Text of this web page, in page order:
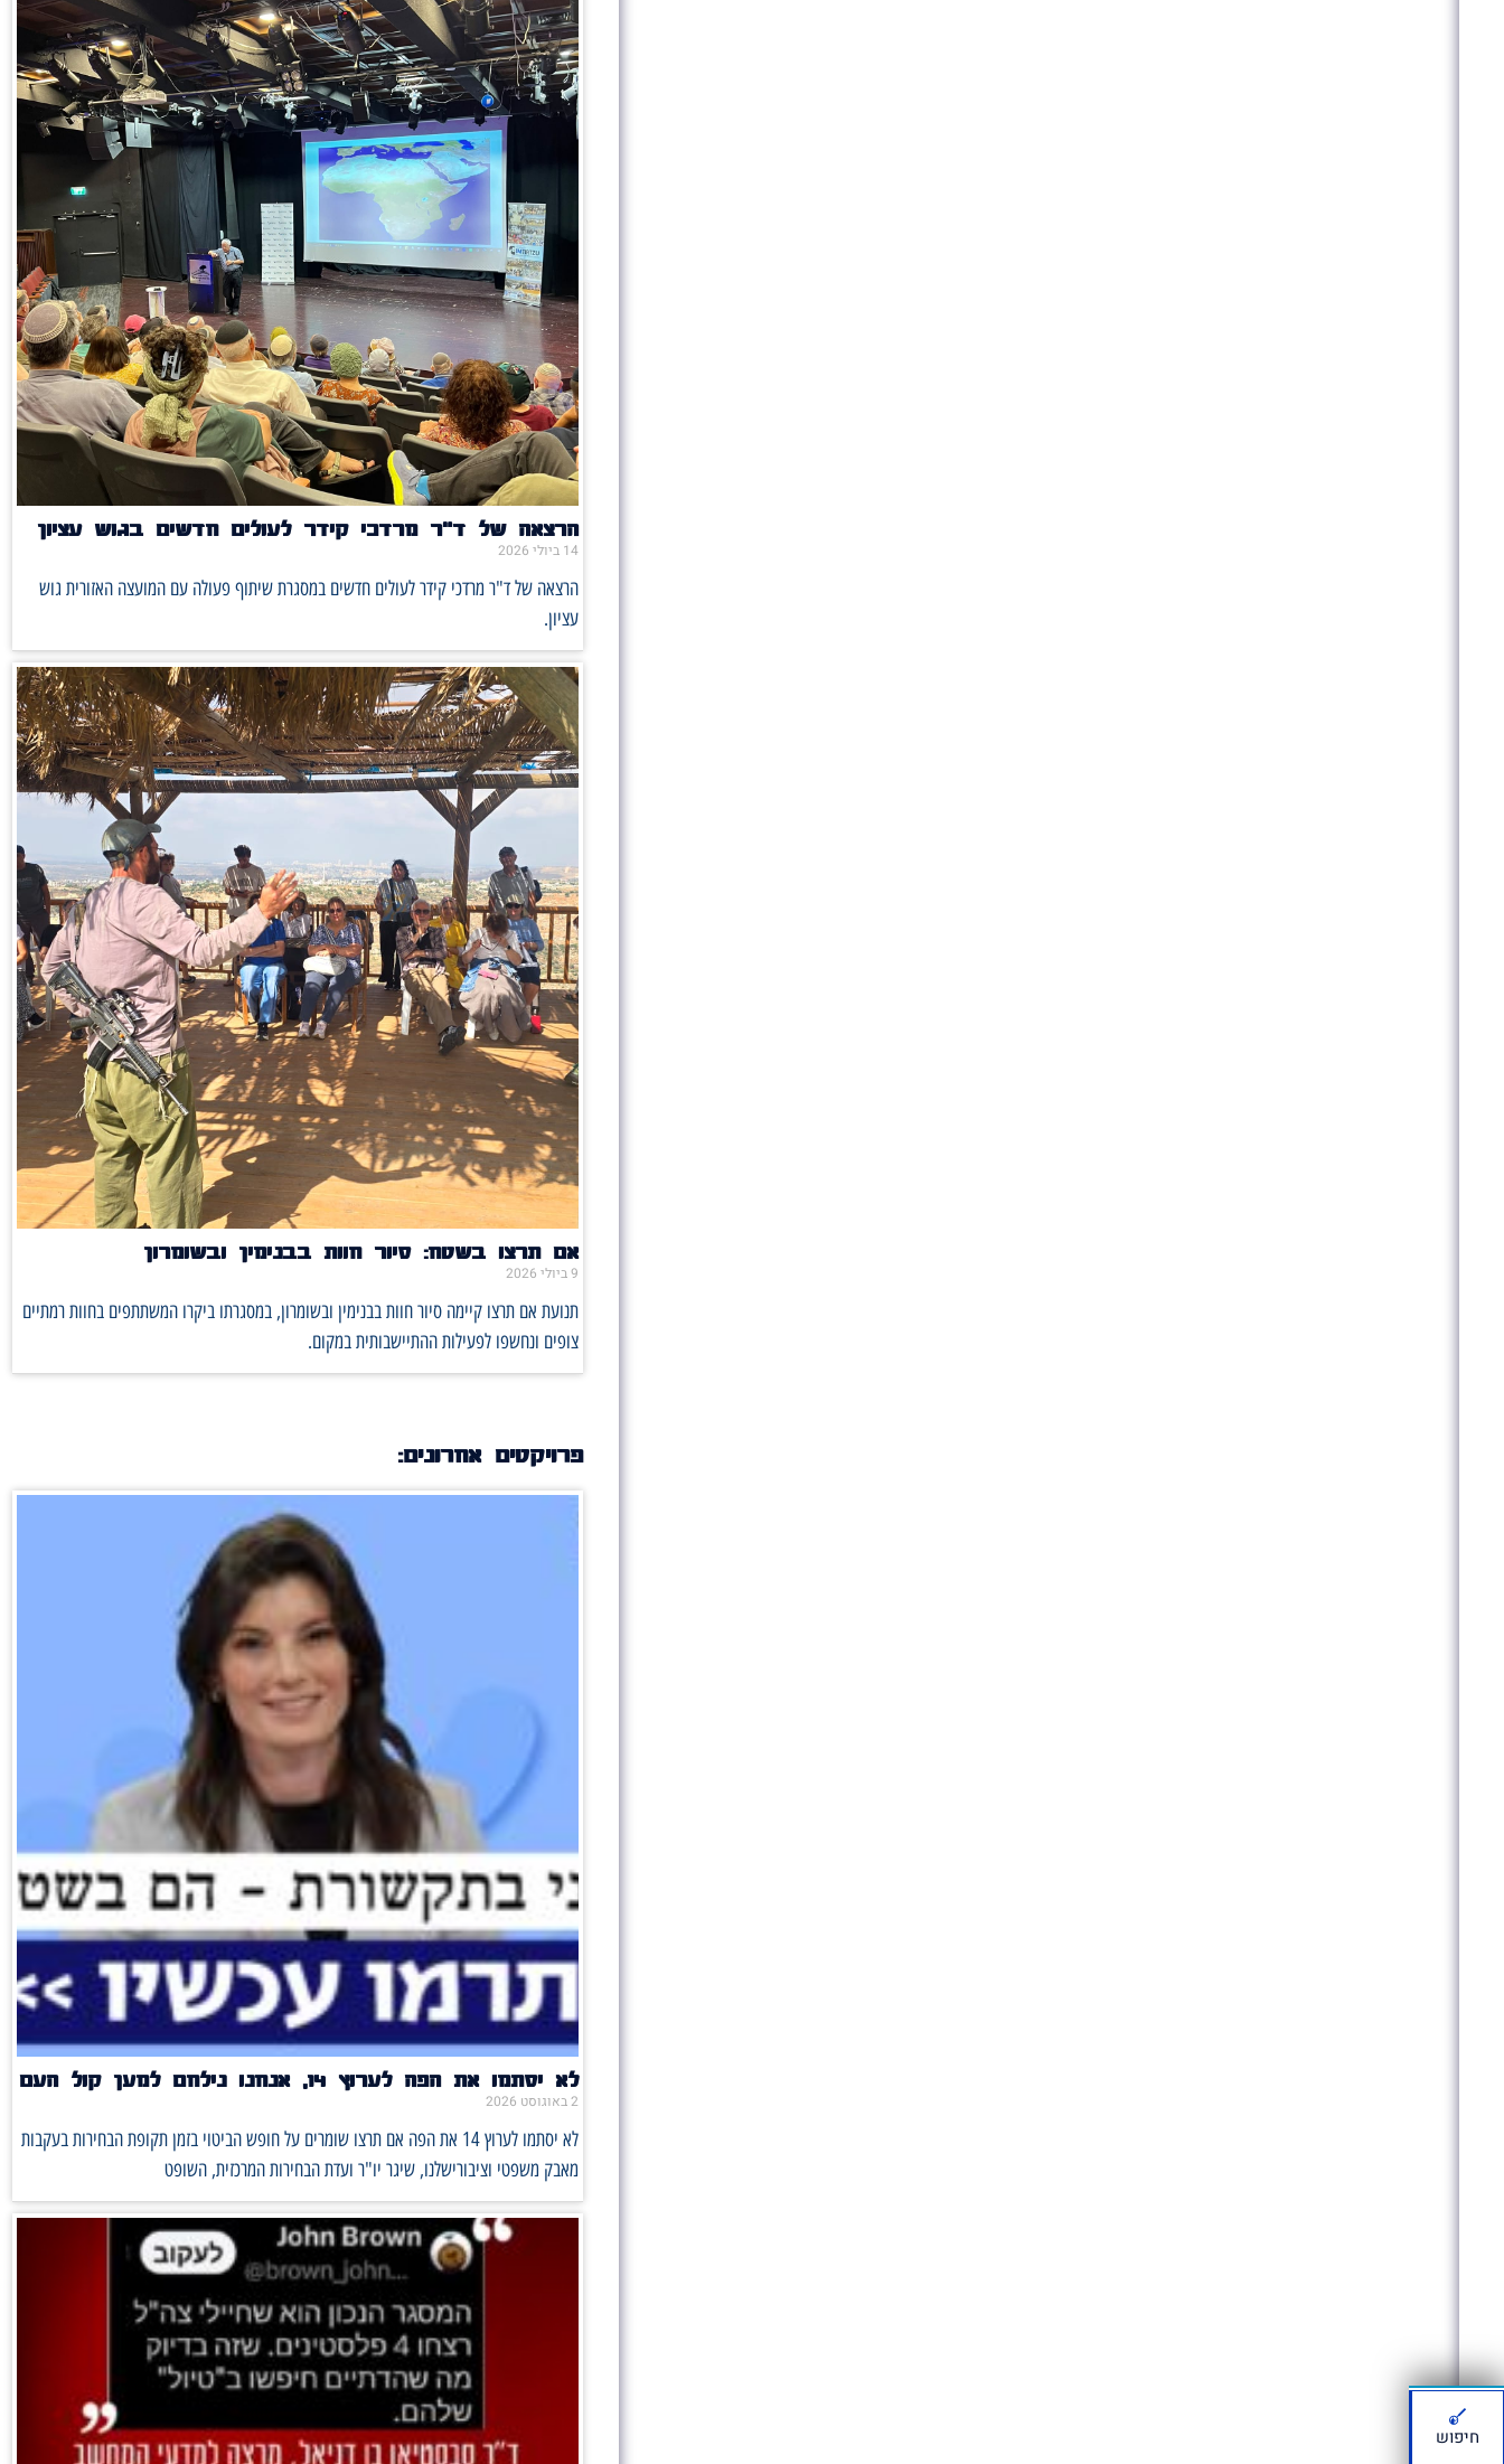
הרצאה של ד"ר מרדכי קידר לעולים חדשים בגוש עציון
14 ביולי 2026
הרצאה של ד"ר מרדכי קידר לעולים חדשים במסגרת שיתוף פעולה עם המועצה האזורית גוש
עציון.
אם תרצו בשטח: סיור חוות בבנימין ובשומרון
9 ביולי 2026
תנועת אם תרצו קיימה סיור חוות בבנימין ובשומרון, במסגרתו ביקרו המשתתפים בחוות רמתיים
צופים ונחשפו לפעילות ההתיישבותית במקום.
פרויקטים אחרונים:
לא יסתמו את הפה לערוץ 14, אנחנו נילחם למען קול העם
2 באוגוסט 2026
לא יסתמו לערוץ 14 את הפה אם תרצו שומרים על חופש הביטוי בזמן תקופת הבחירות בעקבות
מאבק משפטי וציבורישלנו, שיגר יו"ר ועדת הבחירות המרכזית, השופט
חיפוש